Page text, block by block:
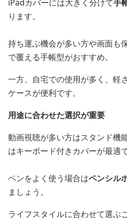
iPadカバーには大きく分けて手
ります。
持ち運ぶ機会が多い方や画面も
で覆える手帳型がおすすめ。
一方、自宅での使用が多く、軽
ケースが便利です。
用途に合わせた選択が重要
動画視聴が多い方はスタンド機
はキーボード付きカバーが最適で
ペンをよく使う場合はペンシル
ましょう。
ライフスタイルに合わせて選ぶ